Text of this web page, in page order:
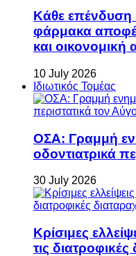
Κάθε επένδυση
φάρμακα
και οικονομική
10 July 2026
Ιδιωτικός Τομέας
ΟΣΑ: Γραμμή
οδοντιατρικά
30 July 2026
Κρίσιμες
τις διατροφικές